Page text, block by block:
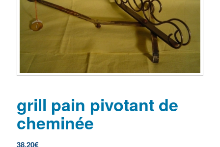
grill pain pivotant de
cheminée
38,20€